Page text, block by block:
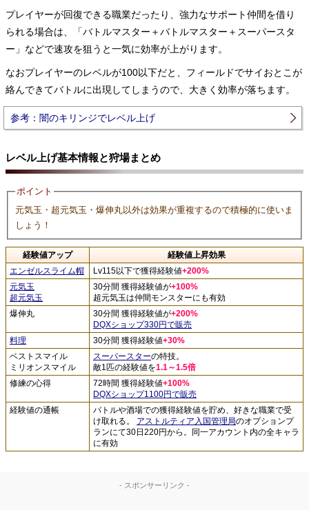
プレイヤーが回復できる職業だったり、強力なサポート仲間を借り
られる場合は、「バトルマスター＋バトルマスター＋スーパースタ
ー」などで速攻を狙うと一気に効率が上がります。
なおプレイヤーのレベルが100以下だと、フィールドでサイおとこが
絡んできてバトルに出現してしまうので、大きく効率が落ちます。
参考：闇のキリンジでレベル上げ
レベル上げ基本情報と狩場まとめ
ポイント
元気玉・超元気玉・爆伸丸以外は効果が重複するので積極的に使いま
しょう！
経験値アップ
経験値上昇効果
エンゼルスライム帽
Lv115以下で獲得経験値+200%
元気玉
超元気玉
30分間 獲得経験値が+100%
超元気玉は仲間モンスターにも有効
爆伸丸
30分間 獲得経験値が+200%
DQXショップ330円で販売
料理
30分間 獲得経験値+30%
ベストスマイル
ミリオンスマイル
スーパースターの特技。
敵1匹の経験値を1.1～1.5倍
修練の心得
72時間 獲得経験値+100%
DQXショップ1100円で販売
経験値の通帳
バトルや酒場での獲得経験値を貯め、好きな職業で受
け取れる。 アストルティア入国管理局のオプションプ
ランにて30日220円から。同一アカウント内の全キャラ
に有効
- スポンサーリンク -